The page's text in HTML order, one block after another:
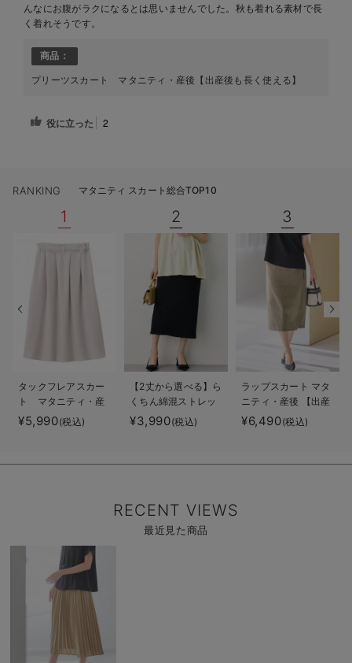
んなにお腹がラクになるとは思いませんでした。秋も着れる素材で長
く着れそうです。
商品：
プリーツスカート マタニティ・産後【出産後も長く使える】
役に立った 2
RANKING マタニティ スカート総合TOP10
1
タックフレアスカー
ト マタニティ・産
後【出産後も長く着
られる】
¥5,990(税込)
2
【2丈から選べる】ら
くちん綿混ストレッ
チリブナロースカー
ト マタニティ・産
える】
¥3,990(税込)
3
ラップスカート マタ
ニティ・産後 【出産
後も長く使える】
¥6,490(税込)
RECENT VIEWS
最近見た商品
商